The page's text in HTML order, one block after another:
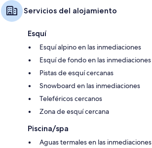
Servicios del alojamiento
Esquí
Esquí alpino en las inmediaciones
Esquí de fondo en las inmediaciones
Pistas de esquí cercanas
Snowboard en las inmediaciones
Teleféricos cercanos
Zona de esquí cercana
Piscina/spa
Aguas termales en las inmediaciones